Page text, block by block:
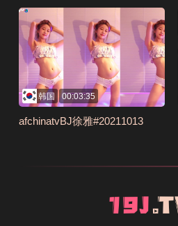
韩国 00:03:35
afchinatvBJ徐雅#20211013